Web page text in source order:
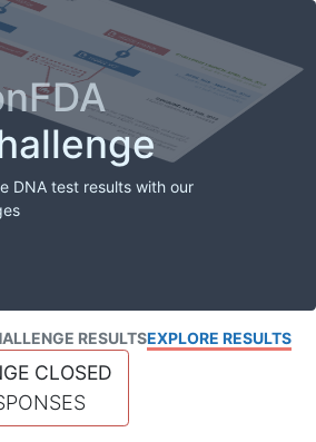
DNA test results with our
RESULTSEXPLORE RESULTS
CLOSED